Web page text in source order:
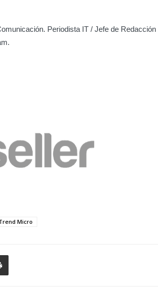
Periodista IT / Jefe de Redacción
Micro